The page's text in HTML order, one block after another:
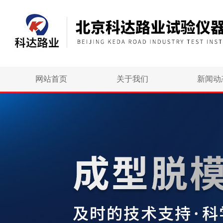
网站首页 关于我们 新闻动